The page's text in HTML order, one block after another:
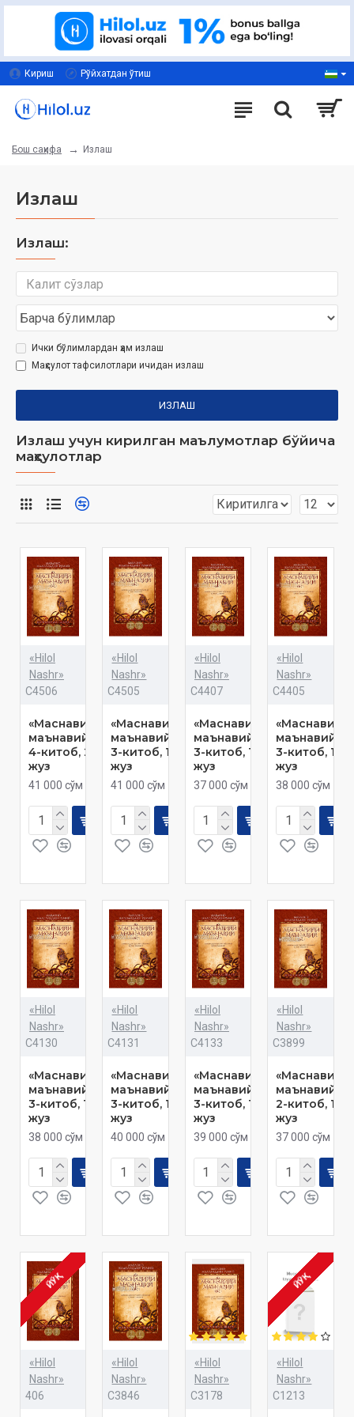
Кириш Рўйхатдан ўтиш
Бош саҳифа Излаш
Излаш
Излаш:
Ички бўлимлардан ҳам излаш
Маҳсулот тафсилотлари ичидан излаш
ИЗЛАШ
Излаш учун кирилган маълумотлар бўйича
маҳсулотлар
«Hilol
Nashr»
C4506
«Маснавийи
маънавий»
4-китоб, 20-
жуз
41 000 сўм
«Hilol
Nashr»
C4505
«Маснавийи
маънавий»
3-китоб, 17-
жуз
41 000 сўм
«Hilol
Nashr»
C4407
«Маснавийи
маънавий»
3-китоб, 19-
жуз
37 000 сўм
«Hilol
Nashr»
C4405
«Маснавийи
маънавий»
3-китоб, 13-
жуз
38 000 сўм
«Hilol
Nashr»
C4130
«Маснавийи
маънавий»
3-китоб, 14-
жуз
38 000 сўм
«Hilol
Nashr»
C4131
«Маснавийи
маънавий»
3-китоб, 15-
жуз
40 000 сўм
«Hilol
Nashr»
C4133
«Маснавийи
маънавий»
3-китоб, 16-
жуз
39 000 сўм
«Hilol
Nashr»
C3899
«Маснавийи
маънавий»
2-китоб, 12-
жуз
37 000 сўм
ЙЎҚ
«Hilol
Nashr»
406
«Hilol
Nashr»
C3846
«Hilol
Nashr»
C3178
ЙЎҚ
«Hilol
Nashr»
C1213